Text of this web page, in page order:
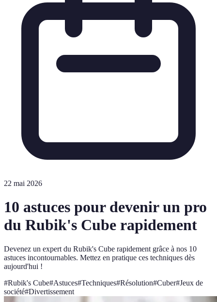
22 mai 2026
10 astuces pour devenir un pro
du Rubik's Cube rapidement
Devenez un expert du Rubik's Cube rapidement grâce à nos 10
astuces incontournables. Mettez en pratique ces techniques dès
aujourd'hui !
#Rubik's Cube#Astuces#Techniques#Résolution#Cuber#Jeux de
société#Divertissement